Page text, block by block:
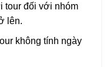
tour đối với nhóm
lên.
không tính ngày